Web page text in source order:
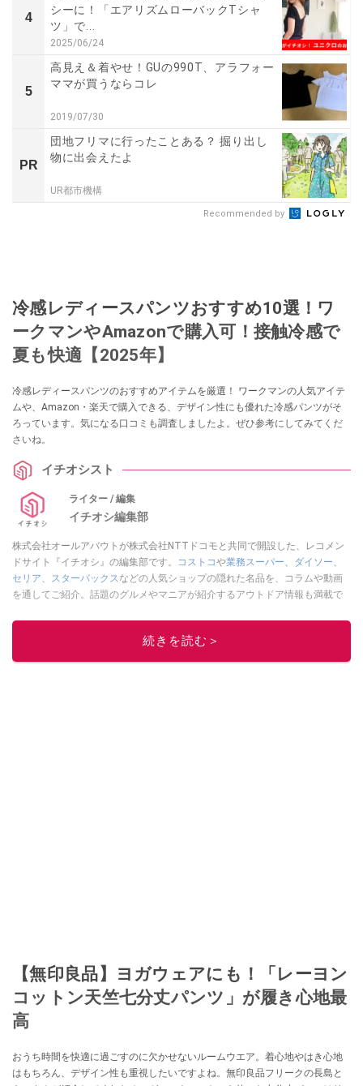
4
シーに！「エアリズムローバックTシャ
ツ」で...
2025/06/24
5
高見え＆着やせ！GUの990T、アラフォー
ママが買うならコレ
2019/07/30
PR
団地フリマに行ったことある？ 掘り出し
物に出会えたよ
UR都市機構
Recommended by
冷感レディースパンツおすすめ10選！ワ
ークマンやAmazonで購入可！接触冷感で
夏も快適【2025年】
冷感レディースパンツのおすすめアイテムを厳選！ ワークマンの人気アイテ
ムや、Amazon・楽天で購入できる、デザイン性にも優れた冷感パンツがそ
ろっています。気になる口コミも調査しましたよ。ぜひ参考にしてみてくだ
さいね。
イチオシスト
ライター / 編集
イチオシ編集部
株式会社オールアバウトが株式会社NTTドコモと共同で開設した、レコメン
ドサイト『イチオシ』の編集部です。
コストコや業務スーパー、 ダイソー、
セリア、 スターバックスなどの人気ショップの隠れた名品を、コラムや動画
を通してご紹介。話題のグルメやマニアが紹介するアウトドア情報も満載で
レビューしています。毎日トレンド情報をお届けしているので、ぜひ
してください！続きを読む＞
【無印良品】ヨガウェアにも！「レーヨン
コットン天竺七分丈パンツ」が履き心地最
高
おうち時間を快適に過ごすのに欠かせないルームウエア。着心地やはき心地
はもちろん、デザイン性も重視したいですよね。無印良品フリークの長島と